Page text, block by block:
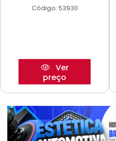
Código: 53930
Ver
preço